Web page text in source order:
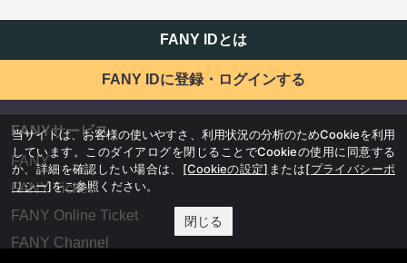
FANY IDとは
FANY IDに登録・ログインする
FANYサービス
FANY
FANY Ticket
FANY Online Ticket
FANY Channel
当サイトは、お客様の使いやすさ、利用状況の分析のためCookieを利用
しています。このダイアログを閉じることでCookieの使用に同意する
か、詳細を確認したい場合は、 [Cookieの設定] または[プライバシーポ
リシー]をご参照ください。
閉じる